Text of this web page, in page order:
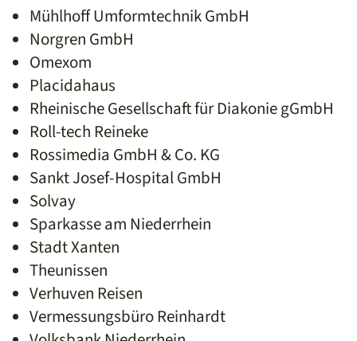
Mühlhoff Umformtechnik GmbH
Norgren GmbH
Omexom
Placidahaus
Rheinische Gesellschaft für Diakonie gGmbH
Roll-tech Reineke
Rossimedia GmbH & Co. KG
Sankt Josef-Hospital GmbH
Solvay
Sparkasse am Niederrhein
Stadt Xanten
Theunissen
Verhuven Reisen
Vermessungsbüro Reinhardt